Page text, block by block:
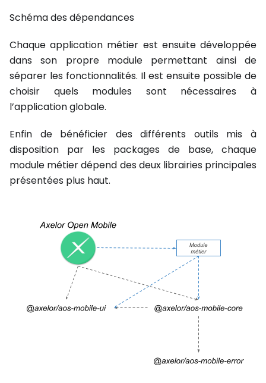
Schéma des dépendances
Chaque application métier est ensuite développée
dans son propre module permettant ainsi de
séparer les fonctionnalités. Il est ensuite possible de
choisir quels modules sont nécessaires à
l’application globale.
Enfin de bénéficier des différents outils mis à
disposition par les packages de base, chaque
module métier dépend des deux librairies principales
présentées plus haut.